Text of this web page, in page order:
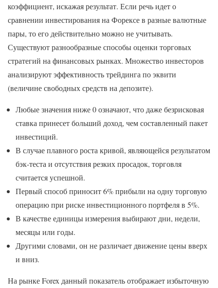
коэффициент, искажая результат. Если речь идет о
сравнении инвестирования на Форексе в разные валютные
пары, то его действительно можно не учитывать.
Существуют разнообразные способы оценки торговых
стратегий на финансовых рынках. Множество инвесторов
анализируют эффективность трейдинга по эквити
(величине свободных средств на депозите).
Любые значения ниже 0 означают, что даже безрисковая
ставка принесет больший доход, чем составленный пакет
инвестиций.
В случае плавного роста кривой, являющейся результатом
бэк-теста и отсутствия резких просадок, торговля
считается успешной.
Первый способ приносит 6% прибыли на одну торговую
операцию при риске инвестиционного портфеля в 5%.
В качестве единицы измерения выбирают дни, недели,
месяцы или годы.
Другими словами, он не различает движение цены вверх
и вниз.
На рынке Forex данный показатель отображает избыточную